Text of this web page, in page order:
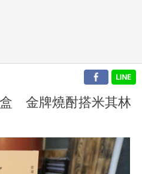
金牌燒酎搭米其林